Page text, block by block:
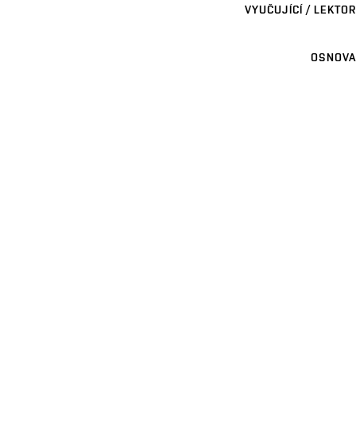
VYUČUJÍCÍ / LEKTOR
OSNOVA